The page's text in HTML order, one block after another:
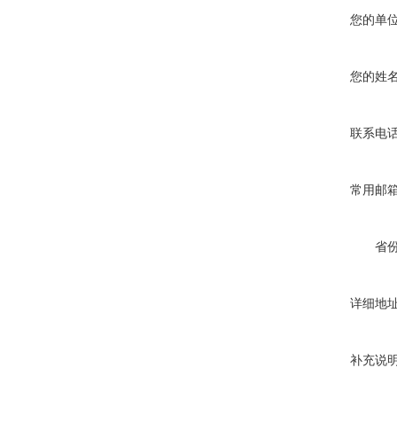
您的单
您的姓
联系电
常用邮
省
详细地
补充说